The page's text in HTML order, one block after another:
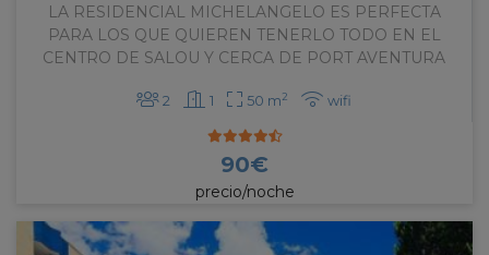
LA RESIDENCIAL MICHELANGELO ES PERFECTA
PARA LOS QUE QUIEREN TENERLO TODO EN EL
CENTRO DE SALOU Y CERCA DE PORT AVENTURA
2 1 50 m2 wifi
90€
precio/noche